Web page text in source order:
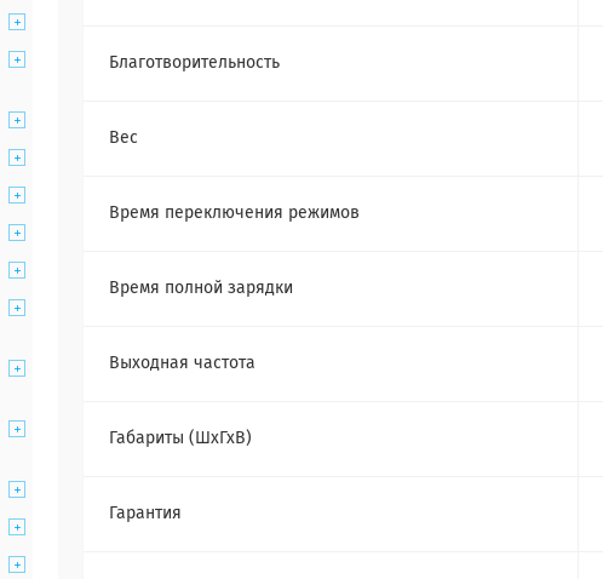
Благотворительность
Вес
Время переключения режимов
Время полной зарядки
Выходная частота
Габариты (ШхГхВ)
Гарантия